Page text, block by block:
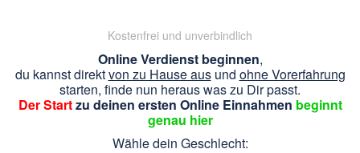
Kostenfrei und unverbindlich
Online Verdienst beginnen,
du kannst direktvon zu Hause ausund ohne Vorerfahrung
starten, finde nun heraus was zu Dir passt.
Der Startzu deinen ersten Online Einnahmen beginnt
genau hier
Wähle dein Geschlecht: